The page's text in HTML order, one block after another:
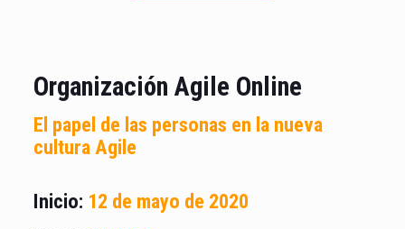
Organización Agile Online
El papel de las personas en la nueva
cultura Agile
Inicio: 12 de mayo de 2020